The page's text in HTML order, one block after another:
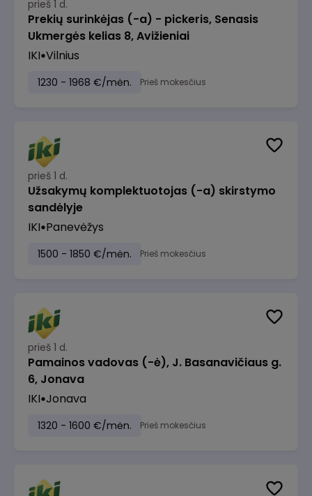
prieš 1 d.
Prekių surinkėjas (-a) - pickeris, Senasis
Ukmergės kelias 8, Avižieniai
IKI Vilnius
1230 - 1968 €/mėn. Prieš mokesčius
prieš 1 d.
Užsakymų komplektuotojas (-a) skirstymo
sandėlyje
IKI Panevėžys
1500 - 1850 €/mėn. Prieš mokesčius
prieš 1 d.
Pamainos vadovas (-ė), J. Basanavičiaus g.
6, Jonava
IKI Jonava
1320 - 1600 €/mėn. Prieš mokesčius